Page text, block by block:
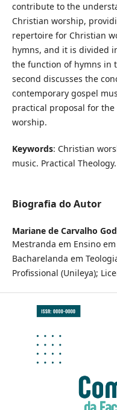
contribute to the
Christian worship,
repertoire for Christian
hymns, and it is divided
the function of hymns in
second discusses the
contemporary gospel
practical proposal for
worship.
Keywords: Christian
music. Practical
Biografia do Autor
Mariane de Carvalho
Mestranda em Ensino em
Bacharelanda em
Profissional (Unileya);